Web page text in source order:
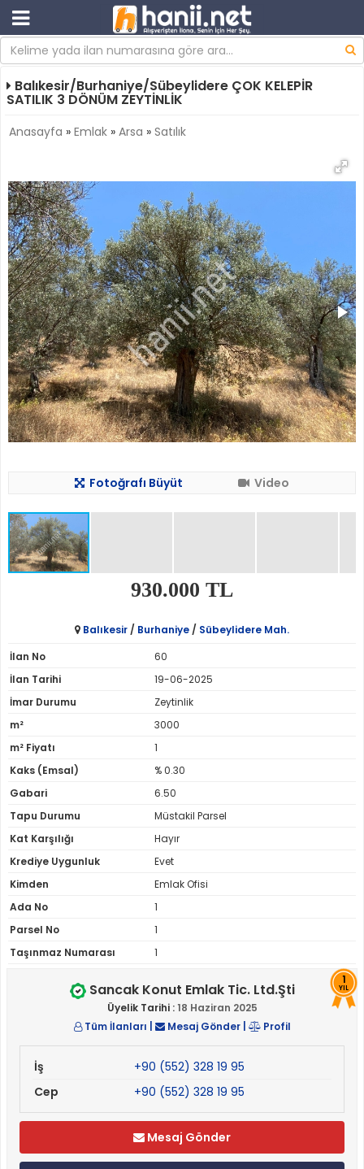
Balıkesir/Burhaniye/Sübeylidere ÇOK KELEPİR
SATILIK 3 DÖNÜM ZEYTİNLİK
Anasayfa » Emlak » Arsa » Satılık
Fotoğrafı Büyüt Video
930.000 TL
Balıkesir / Burhaniye / Sübeylidere Mah.
İlan No
60
İlan Tarihi
19-06-2025
İmar Durumu
Zeytinlik
m²
3000
m² Fiyatı
1
Kaks (Emsal)
% 0.30
Gabari
6.50
Tapu Durumu
Müstakil Parsel
Kat Karşılığı
Hayır
Krediye Uygunluk
Evet
Kimden
Emlak Ofisi
Ada No
1
Parsel No
1
Taşınmaz Numarası
1
1
YIL
Sancak Konut Emlak Tic. Ltd.Şti
Üyelik Tarihi :18 Haziran 2025
Tüm İlanları
Mesaj Gönder| Profil
İş
+90 (552) 328 19 95
Cep
+90 (552) 328 19 95
Mesaj Gönder